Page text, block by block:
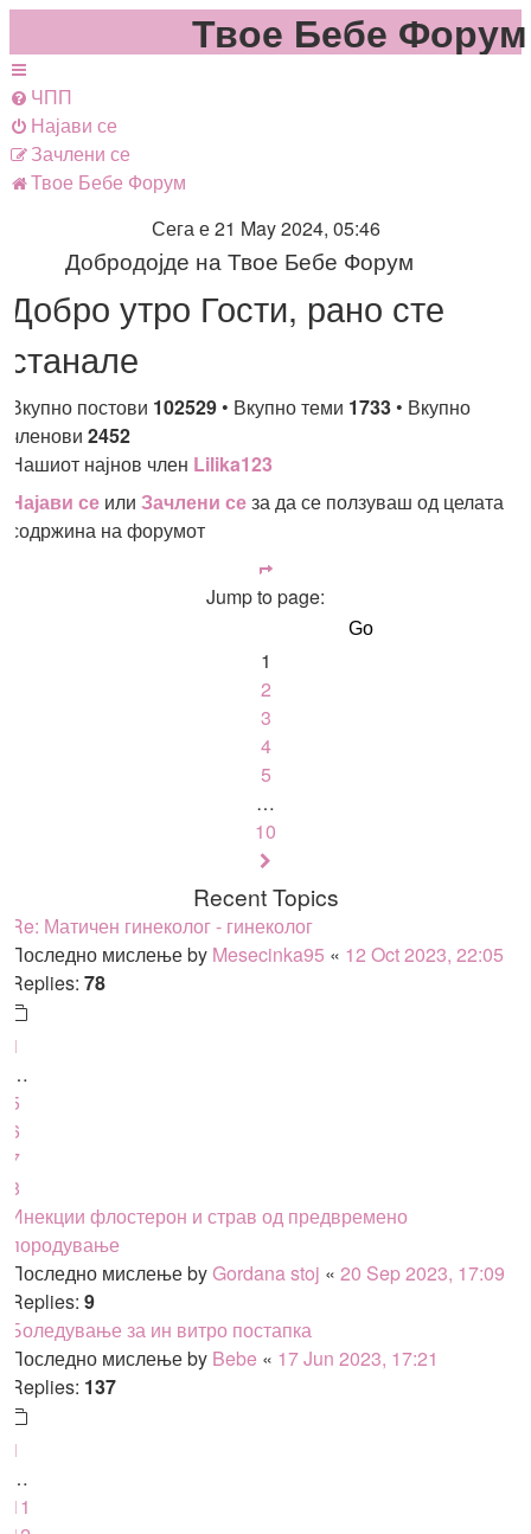
Твое Бебе Форум
ЧПП
Најави се
Зачлени се
Твое Бебе Форум
Сега е 21 May 2024, 05:46
Добродојде на Твое Бебе Форум
Добро утро Гости, рано сте
станале
Вкупно постови 102529 • Вкупно теми 1733 • Вкупно
членови 2452
Нашиот најнов член Lilika123
Најави се или Зачлени сеза да се ползуваш од целата
содржина на форумот
Page
1
Jump to page:
1
2
3
4
5
…
10
Recent Topics
Re: Матичен гинеколог - гинеколог
Последно мислење by Mesecinka95 « 12 Oct 2023, 22:05
Replies: 78
1
…
5
6
7
8
Инекции флостерон и страв од предвремено
породување
Последно мислење byGordana stoj « 20 Sep 2023, 17:09
Replies: 9
Боледување за ин витро постапка
Последно мислење by Bebe « 17 Jun 2023, 17:21
Replies: 137
1
…
11